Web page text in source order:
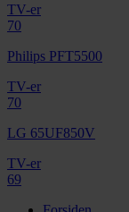
TV-er
70
Philips PFT5500
TV-er
70
LG 65UF850V
TV-er
69